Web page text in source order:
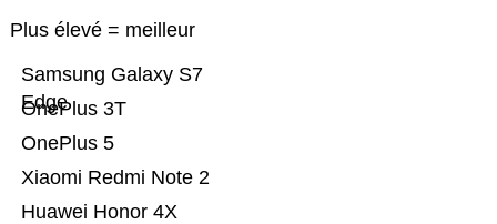
Plus élevé = meilleur
Huawei Honor 4X
Xiaomi Redmi Note 2
OnePlus 5
OnePlus 3T
Samsung Galaxy S7
Edge